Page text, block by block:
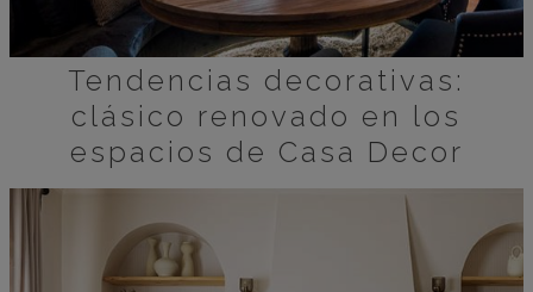
Tendencias decorativas:
clásico renovado en los
espacios de Casa Decor